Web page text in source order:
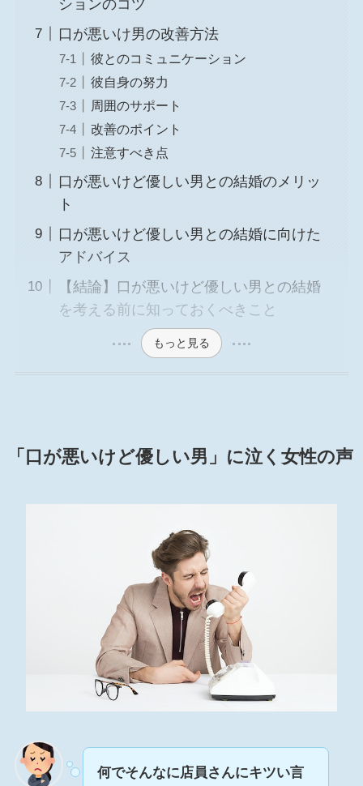
ションのコツ
口が悪いけ男の改善方法
彼とのコミュニケーション
彼自身の努力
周囲のサポート
改善のポイント
注意すべき点
口が悪いけど優しい男との結婚のメリッ
ト
口が悪いけど優しい男との結婚に向けた
アドバイス
【結論】口が悪いけど優しい男との結婚
を考える前に知っておくべきこと
もっと見る
「口が悪いけど優しい男」に泣く女性の声
何でそんなに店員さんにキツい言